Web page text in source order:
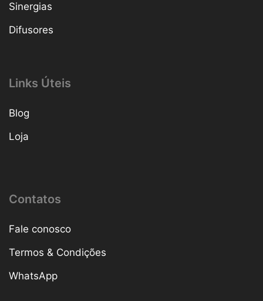
Sinergias
Difusores
Links Úteis
Blog
Loja
Contatos
Fale conosco
Termos & Condições
WhatsApp